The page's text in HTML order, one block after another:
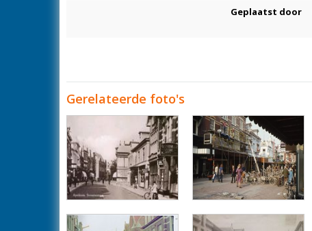
Geplaatst door
Gerelateerde foto's